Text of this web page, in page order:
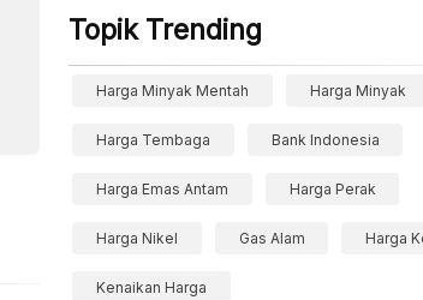
Topik Trending
Harga Minyak Mentah Harga Minyak
Harga Tembaga Bank Indonesia
Harga Emas Antam Harga Perak
Harga Nikel Gas Alam Harga
Kenaikan Harga